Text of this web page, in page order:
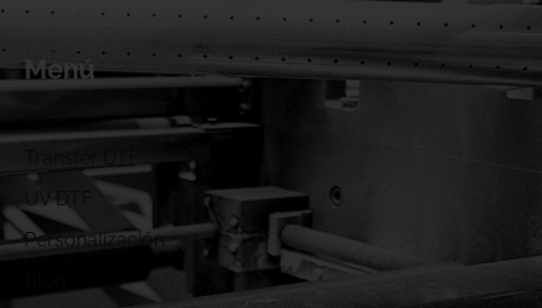
Menú
UV DTF
Personalización